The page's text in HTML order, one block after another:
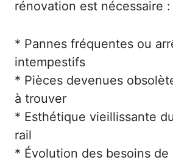
rénovation est nécessaire :
* Pannes fréquentes ou
intempestifs
* Pièces devenues
à trouver
* Esthétique vieillissante
rail
* Évolution des besoins